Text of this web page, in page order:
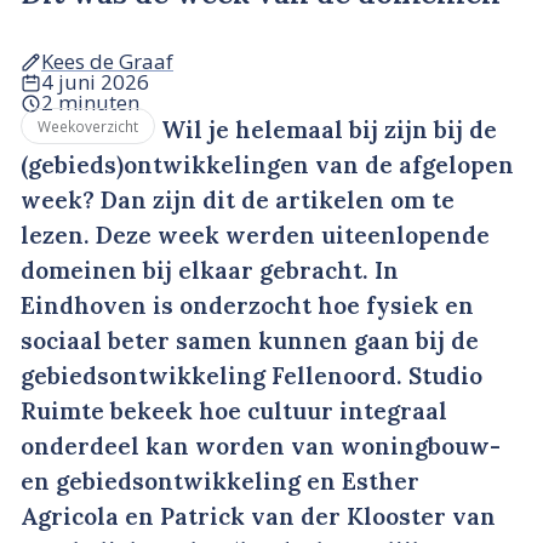
Kees de Graaf
4 juni 2026
2 minuten
Weekoverzicht
Wil je helemaal bij zijn bij de
(gebieds)ontwikkelingen van de afgelopen
week? Dan zijn dit de artikelen om te
lezen. Deze week werden uiteenlopende
domeinen bij elkaar gebracht. In
Eindhoven is onderzocht hoe fysiek en
sociaal beter samen kunnen gaan bij de
gebiedsontwikkeling Fellenoord. Studio
Ruimte bekeek hoe cultuur integraal
onderdeel kan worden van woningbouw-
en gebiedsontwikkeling en Esther
Agricola en Patrick van der Klooster van